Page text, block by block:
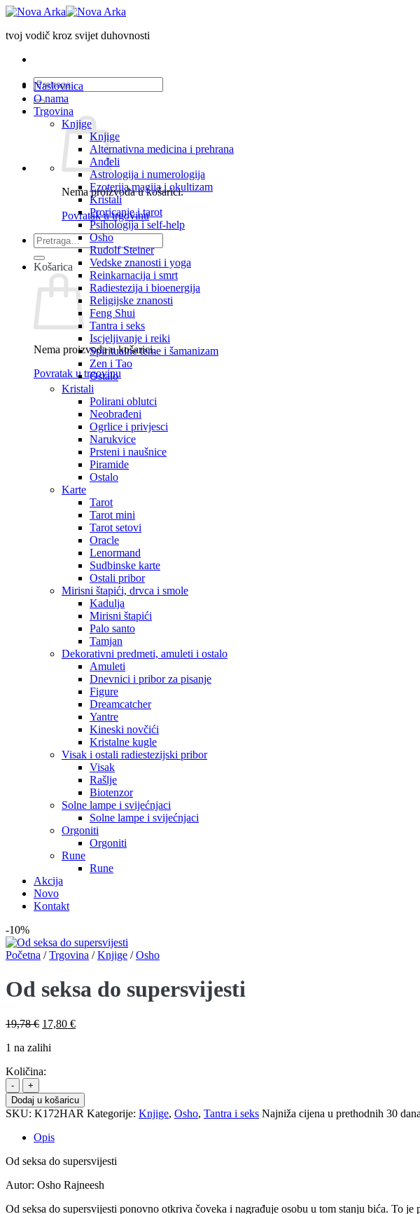
Skip
content
tvoj vodič kroz svijet duhovnosti
Pretraži:
Nema proizvoda u košarici.
Povratak u trgovinu
Pretraži:
Košarica
Nema proizvoda u košarici.
Povratak u trgovinu
Naslovnica
O nama
Trgovina
Knjige
Knjige
Alternativna medicina i prehrana
Anđeli
Astrologija i numerologija
Ezoterija,magija i okultizam
Kristali
Proricanje i tarot
Psihologija i self-help
Osho
Rudolf Steiner
Vedske znanosti i yoga
Reinkarnacija i smrt
Radiestezija i bioenergija
Religijske znanosti
Feng Shui
Tantra i seks
Iscjeljivanje i reiki
Spiritualne teme i šamanizam
Zen i Tao
Ostalo
Kristali
Polirani oblutci
Neobrađeni
Ogrlice i privjesci
Narukvice
Prsteni i naušnice
Piramide
Ostalo
Karte
Tarot
Tarot mini
Tarot setovi
Oracle
Lenormand
Sudbinske karte
Ostali pribor
Mirisni štapići, drvca i smole
Kadulja
Mirisni štapići
Palo santo
Tamjan
Dekorativni predmeti, amuleti i ostalo
Amuleti
Dnevnici i pribor za pisanje
Figure
Dreamcatcher
Yantre
Kineski novčići
Kristalne kugle
Visak i ostali radiestezijski pribor
Visak
Rašlje
Biotenzor
Solne lampe i svijećnjaci
Solne lampe i svijećnjaci
Orgoniti
Orgoniti
Rune
Rune
Akcija
Novo
Kontakt
-10%
Početna / Trgovina / Knjige / Osho
Od seksa do supersvijesti
19,78€ Izvorna
bila
19,78 €.
17,80 €Trenutna
1 na zalihi
Količina:
Od
seksa
do
supersvijesti
količina
Dodaj u košaricu
SKU: K172HAR Kategorije: Knjige, Osho, Tantra i seks Najniža cijena u prethodnih 30
Opis
Od seksa do supersvijesti
Autor: Osho Rajneesh
Od seksa do supersvijesti ponovno otkriva čoveka i nagrađuje osobu u tom stanju bića. To